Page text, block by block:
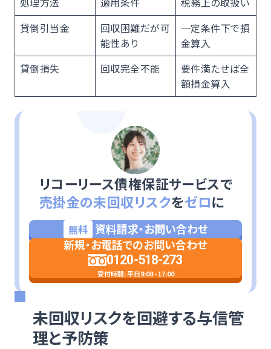
貸倒引当金
回収困難だが可
能性あり
一定条件下で損
金算入
貸倒損失
回収完全不能
要件満たせば全
額損金算入
リコーリース債権保証サービスで
売掛金の未回収リスクをゼロに
無料 資料請求・お問い合わせ
新規・お電話でのお問い合わせ
0120-518-273
受付時間: 平日9:00 - 17:00
未回収リスクを回避する与信管
理と予防策